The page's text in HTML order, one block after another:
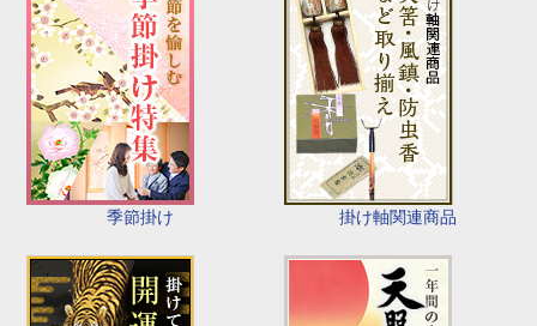
季節掛け 掛け軸関連商品